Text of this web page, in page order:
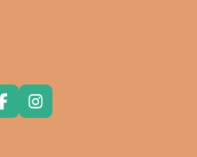
F
a
I
n